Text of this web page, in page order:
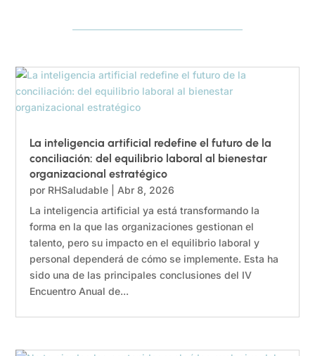
La inteligencia artificial redefine el futuro de la
conciliación: del equilibrio laboral al bienestar
organizacional estratégico
por RHSaludable
Abr 8, 2026
La inteligencia artificial ya está transformando la
forma en la que las organizaciones gestionan el
talento, pero su impacto en el equilibrio laboral y
personal dependerá de cómo se implemente. Esta ha
sido una de las principales conclusiones del IV
Encuentro Anual de...